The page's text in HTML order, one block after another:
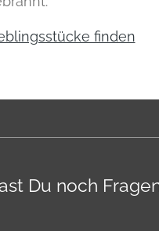
finden
Du noch